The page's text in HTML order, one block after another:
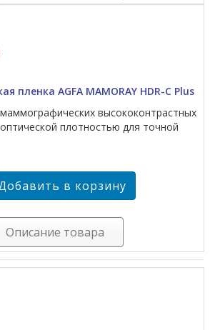
пленка AGFA MAMORAY HDR-C Plus
высококонтрастных
плотностью для точной
Описание товара